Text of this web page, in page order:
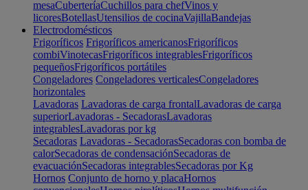
mesaCuberteríaCuchillos para chefVinos y
licoresBotellasUtensilios de cocinaVajillaBandejas
Electrodomésticos
Frigoríficos Frigoríficos americanosFrigoríficos
combiVinotecasFrigoríficos integrablesFrigoríficos
pequeñosFrigoríficos portátiles
Congeladores Congeladores verticalesCongeladores
horizontales
Lavadoras Lavadoras de carga frontalLavadoras de carga
superiorLavadoras - SecadorasLavadoras
integrablesLavadoras por kg
Secadoras Lavadoras - SecadorasSecadoras con bomba de
calorSecadoras de condensaciónSecadoras de
evacuaciónSecadoras integrablesSecadoras por Kg
Hornos Conjunto de horno y placaHornos